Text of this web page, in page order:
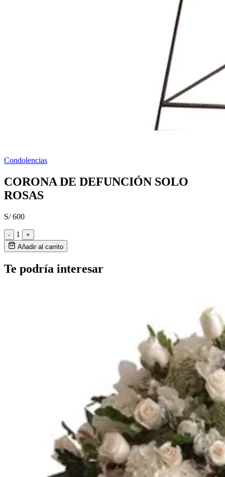
Condolencias
CORONA DE DEFUNCIÓN SOLO
ROSAS
S/ 600
- 1
+
Añadir al carrito
Te podría interesar